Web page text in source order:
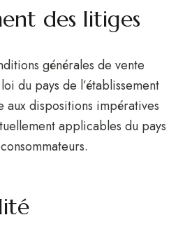
des litiges
générales de vente
du pays de l’établissement
aux dispositions impératives
applicables du pays